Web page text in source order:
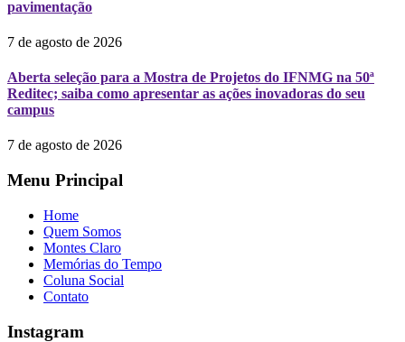
pavimentação
7 de agosto de 2026
Aberta seleção para a Mostra de Projetos do IFNMG na 50ª
Reditec; saiba como apresentar as ações inovadoras do seu
campus
7 de agosto de 2026
Menu Principal
Home
Quem Somos
Montes Claro
Memórias do Tempo
Coluna Social
Contato
Instagram